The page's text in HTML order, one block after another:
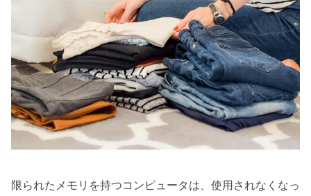
限られたメモリを持つコンピュータは、使用されなくなっ